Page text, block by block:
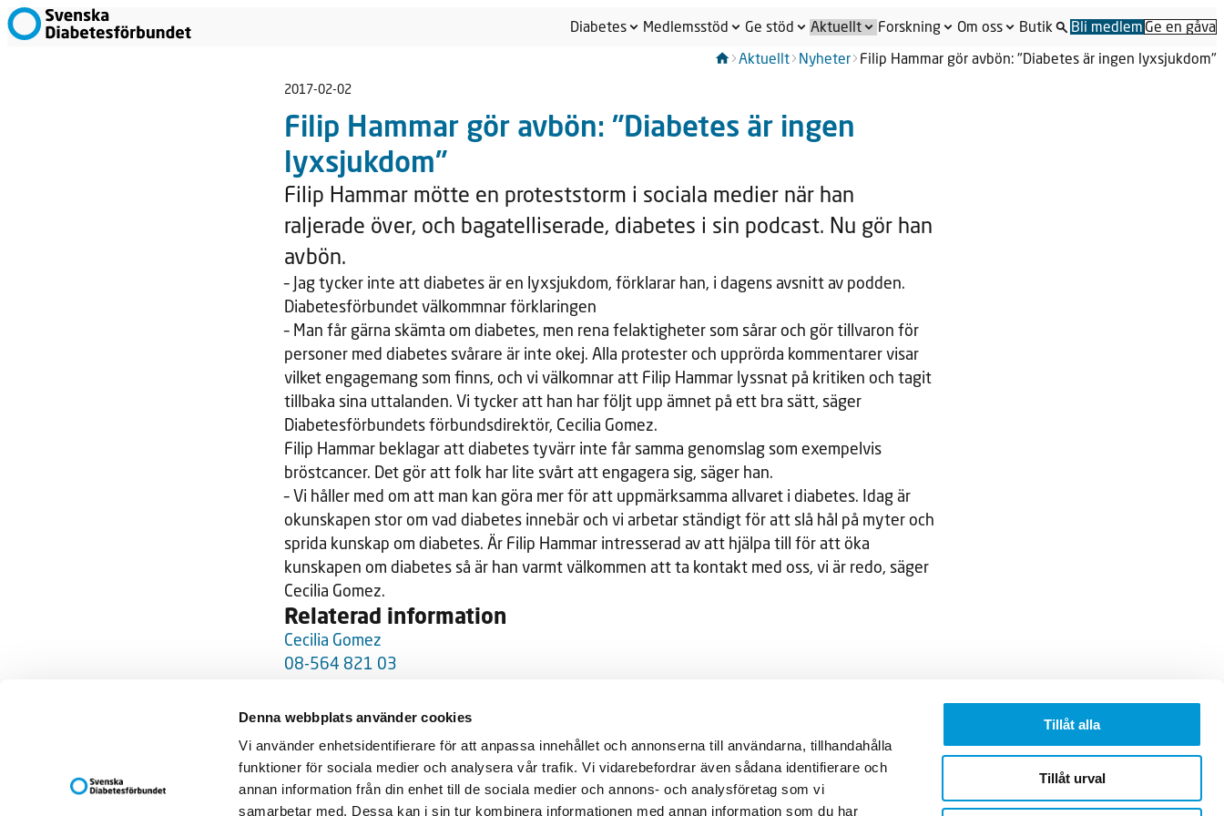
Denna webbplats använder cookies
Vi använder enhetsidentifierare för att anpassa innehållet och annonserna till användarna, tillhandahålla
funktioner för sociala medier och analysera vår trafik. Vi vidarebefordrar även sådana identifierare och
annan information från din enhet till de sociala medier och annons- och analysföretag som vi
samarbetar med. Dessa kan i sin tur kombinera informationen med annan information som du har
Tillåt alla
Tillåt urval
Diabetes Medlemsstöd Ge stöd Aktuellt Forskning Om oss Butik Bli medlem Ge en gåva
Aktuellt
Nyheter Filip Hammar gör avbön: "Diabetes är ingen lyxsjukdom"
2017-02-02
Filip Hammar gör avbön: "Diabetes är ingen
lyxsjukdom"
Filip Hammar mötte en proteststorm i sociala medier när han
raljerade över, och bagatelliserade, diabetes i sin podcast. Nu gör han
avbön.
– Jag tycker inte att diabetes är en lyxsjukdom, förklarar han, i dagens avsnitt av podden.
Diabetesförbundet välkommnar förklaringen
– Man får gärna skämta om diabetes, men rena felaktigheter som sårar och gör tillvaron för
personer med diabetes svårare är inte okej. Alla protester och upprörda kommentarer visar
vilket engagemang som finns, och vi välkomnar att Filip Hammar lyssnat på kritiken och tagit
tillbaka sina uttalanden. Vi tycker att han har följt upp ämnet på ett bra sätt, säger
Diabetesförbundets förbundsdirektör, Cecilia Gomez.
Filip Hammar beklagar att diabetes tyvärr inte får samma genomslag som exempelvis
bröstcancer. Det gör att folk har lite svårt att engagera sig, säger han.
– Vi håller med om att man kan göra mer för att uppmärksamma allvaret i diabetes. Idag är
okunskapen stor om vad diabetes innebär och vi arbetar ständigt för att slå hål på myter och
sprida kunskap om diabetes. Är Filip Hammar intresserad av att hjälpa till för att öka
kunskapen om diabetes så är han varmt välkommen att ta kontakt med oss, vi är redo, säger
Cecilia Gomez.
Relaterad information
Cecilia Gomez
08-564 821 03
Svenska Diabetesförbundet
Box 5098
121 16 JOHANNESHOV
Besöksadress
Genvägar
Våra föreningar
Facebook
LinkedIn